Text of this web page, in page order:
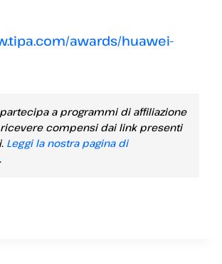
awards/huawei-
a programmi di affiliazione
compensi dai link presenti
Leggi la nostra pagina di
.